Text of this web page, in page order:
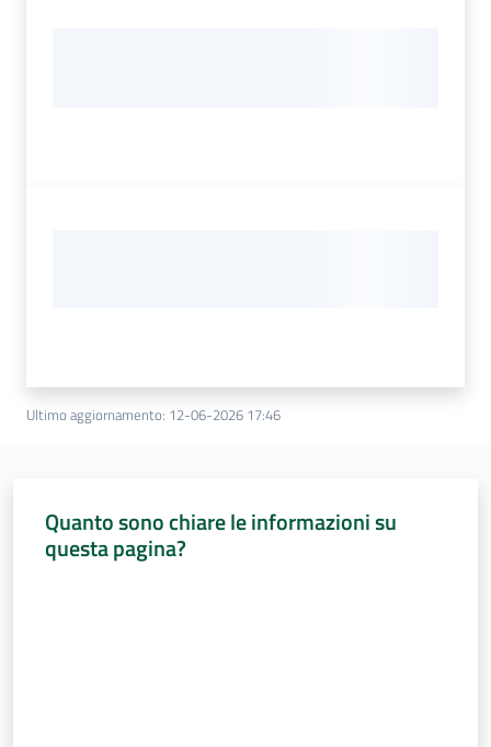
Ultimo aggiornamento: 12-06-2026 17:46
Quanto sono chiare le informazioni su
questa pagina?